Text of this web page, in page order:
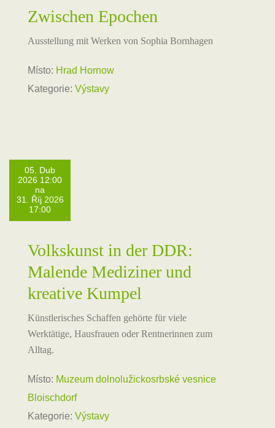
Zwischen Epochen
Ausstellung mit Werken von Sophia Bornhagen
Místo: Hrad Hornow
Kategorie: Výstavy
05. Dub
2026 12:00
na
31. Říj 2026
17:00
Volkskunst in der DDR:
Malende Mediziner und
kreative Kumpel
Künstlerisches Schaffen gehörte für viele
Werktätige, Hausfrauen oder Rentnerinnen zum
Alltag.
Místo: Muzeum dolnolužickosrbské vesnice
Bloischdorf
Kategorie: Výstavy